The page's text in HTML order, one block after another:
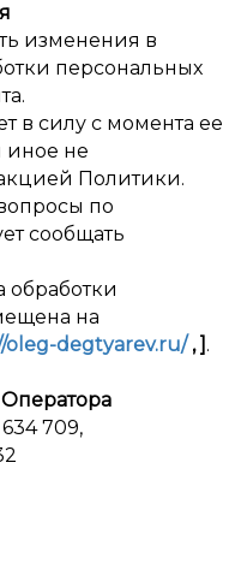
изменения в
персональных
в силу с момента ее
иное не
Политики.
по
сообщать
обработки
на
oleg-degtyarev.ru/, ] .
709,